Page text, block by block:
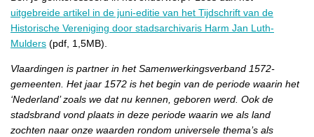
uitgebreide artikel in de juni-editie van het Tijdschrift van de
Historische Vereniging door stadsarchivaris Harm Jan Luth-
Mulders (pdf, 1,5MB).
Vlaardingen is partner in het Samenwerkingsverband 1572-
gemeenten. Het jaar 1572 is het begin van de periode waarin het
‘Nederland’ zoals we dat nu kennen, geboren werd. Ook de
stadsbrand vond plaats in deze periode waarin we als land
zochten naar onze waarden rondom universele thema’s als